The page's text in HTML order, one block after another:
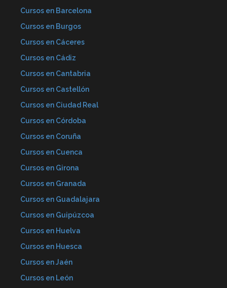
Cursos en Barcelona
Cursos en Burgos
Cursos en Cáceres
Cursos en Cádiz
Cursos en Cantabria
Cursos en Castellón
Cursos en Ciudad Real
Cursos en Córdoba
Cursos en Coruña
Cursos en Cuenca
Cursos en Girona
Cursos en Granada
Cursos en Guadalajara
Cursos en Guipúzcoa
Cursos en Huelva
Cursos en Huesca
Cursos en Jaén
Cursos en León